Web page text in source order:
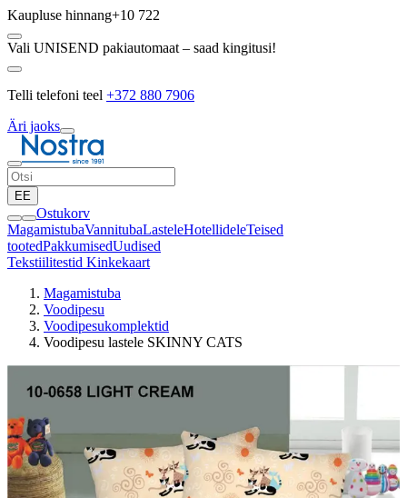
Kaupluse hinnang+10 722
Vali UNISEND pakiautomaat – saad kingitusi!
Telli telefoni teel +372 880 7906
Äri jaoks
EE
Ostukorv
MagamistubaVannitubaLasteleHotellideleTeised
tootedPakkumisedUudised
Tekstiilitestid Kinkekaart
Magamistuba
Voodipesu
Voodipesukomplektid
Voodipesu lastele SKINNY CATS